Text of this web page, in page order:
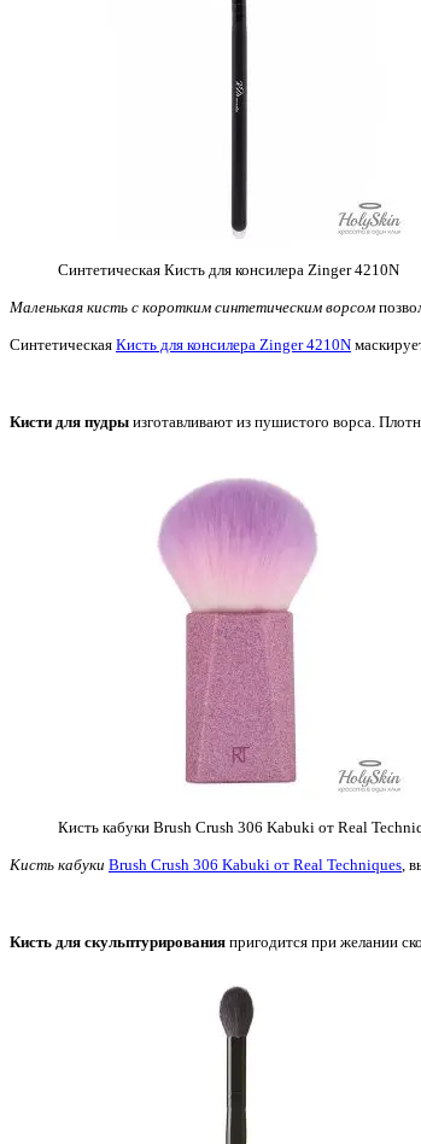
Синтетическая Кисть для консилера Zinger 4210N
Маленькая кисть с коротким синтетическим ворсом
Синтетическая Кисть для консилера Zinger 4210N
Кисти для пудры изготавливают из пушистого ворса.
Кисть кабуки Brush Crush 306 Kabuki от Real
Кисть кабуки Brush Crush 306 Kabuki от Real Techniques,
Кисть для скульптурирования пригодится при желании